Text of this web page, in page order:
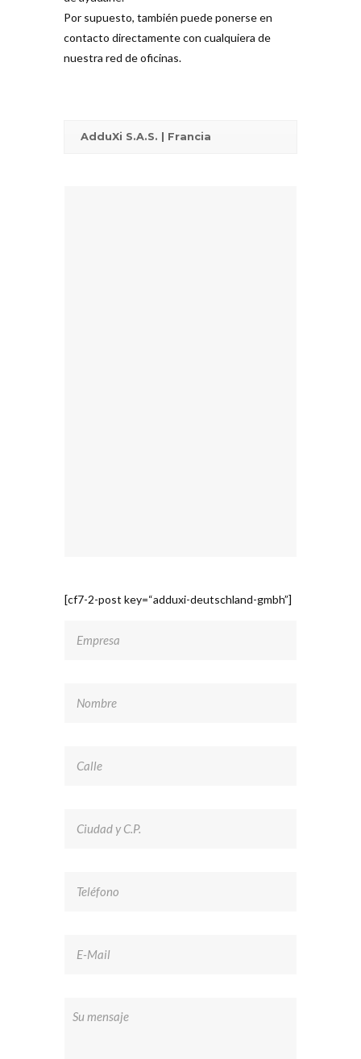
Por supuesto, también puede ponerse en
contacto direc­ta­mente con cual­quiera de
nuestra red de ofi­cinas.
AdduXi S.A.S. | Francia
[cf7-2-post key=“adduxi-deutschland-gmbh”]